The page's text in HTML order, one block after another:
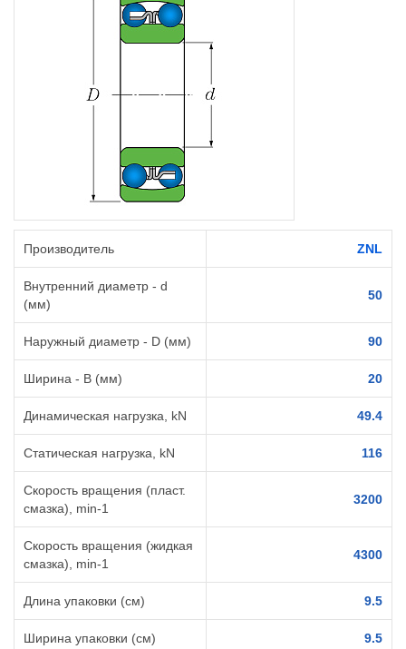
Производитель ZNL
Внутренний диаметр - d
(мм)
50
Наружный диаметр - D (мм) 90
Ширина - B (мм) 20
Динамическая нагрузка, kN 49.4
Статическая нагрузка, kN 116
Скорость вращения (пласт.
смазка), min-1
3200
Скорость вращения (жидкая
смазка), min-1
4300
Длина упаковки (см) 9.5
Ширина упаковки (см) 9.5